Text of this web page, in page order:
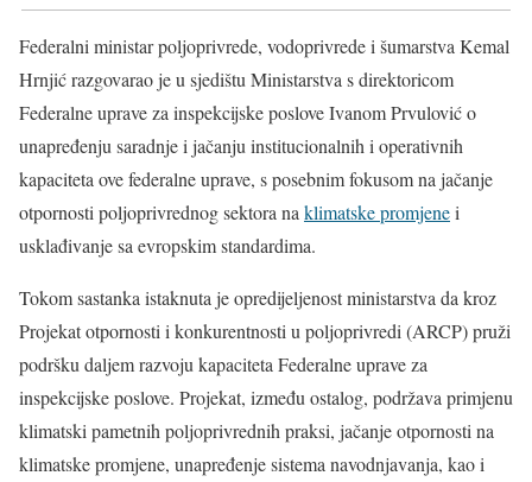
Federalni ministar poljoprivrede, vodoprivrede i šumarstva Kemal
Hrnjić razgovarao je u sjedištu Ministarstva s direktoricom
Federalne uprave za inspekcijske poslove Ivanom Prvulović o
unapređenju saradnje i jačanju institucionalnih i operativnih
kapaciteta ove federalne uprave, s posebnim fokusom na jačanje
otpornosti poljoprivrednog sektora na klimatske promjenei
usklađivanje sa evropskim standardima.
Tokom sastanka istaknuta je opredijeljenost ministarstva da kroz
Projekat otpornosti i konkurentnosti u poljoprivredi (ARCP) pruži
podršku daljem razvoju kapaciteta Federalne uprave za
inspekcijske poslove. Projekat, između ostalog, podržava primjenu
klimatski pametnih poljoprivrednih praksi, jačanje otpornosti na
klimatske promjene, unapređenje sistema navodnjavanja, kao i